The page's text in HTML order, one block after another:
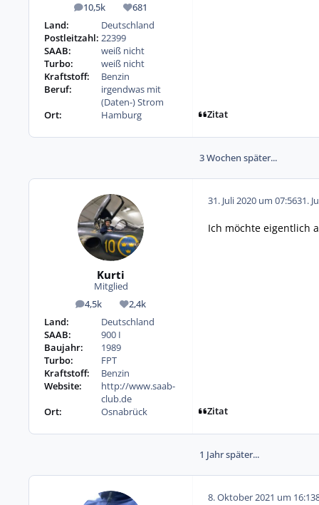
10,5k
Beiträge 681
Reputation
Land:
Deutschland
Postleitzahl: 22399
SAAB:
weiß nicht
Turbo:
weiß nicht
Kraftstoff:
Benzin
Beruf:
irgendwas mit
(Daten-) Strom
Ort:
Hamburg Zitat
3 Wochen später...
Kurti
Mitglied
4,5k
Beiträge 2,4k
Reputation
Land:
Deutschland
SAAB:
900 I
Baujahr:
1989
Turbo:
FPT
Kraftstoff:
Benzin
Website:
http://www.saab-
club.de
Ort:
Osnabrück
31. Juli 2020 um 07:5631.
Ich möchte eigentlich
Zitat
1 Jahr später...
8. Oktober 2021 um 16:13